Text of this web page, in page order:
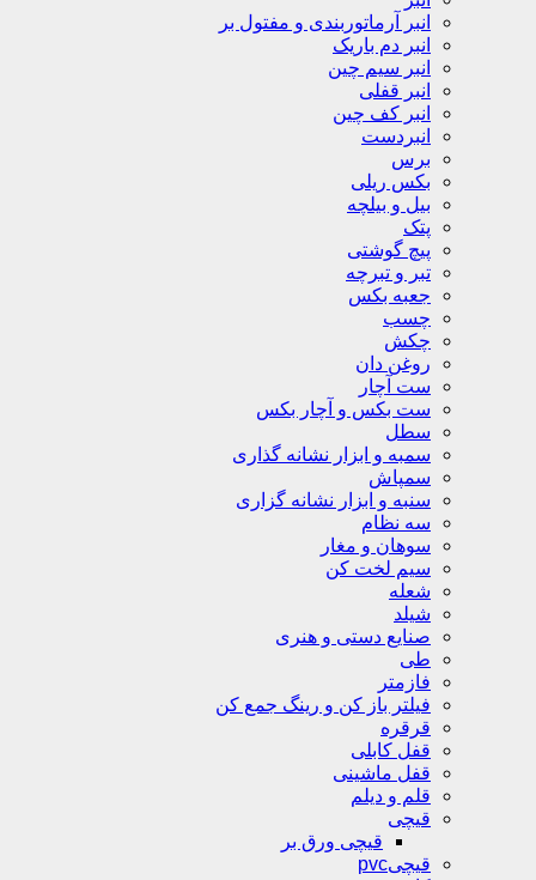
انبر آرماتوربندی و مفتول بر
انبر دم باریک
انبر سیم چین
انبر قفلی
انبر کف چین
انبردست
برس
بکس ریلی
بیل و بیلچه
پتک
پیچ گوشتی
تبر و تبرچه
جعبه بکس
چسب
چکش
روغن دان
ست آچار
ست بکس و آچار بکس
سطل
سمبه و ابزار نشانه گذاری
سمپاش
سنبه و ابزار نشانه گزاری
سه نظام
سوهان و مغار
سیم لخت کن
شعله
شیلد
صنایع دستی و هنری
طی
فازمتر
فیلتر باز کن و رینگ جمع کن
قرقره
قفل کابلی
قفل ماشینی
قلم و دیلم
قیچی
قیچی ورق بر
قیچیpvc